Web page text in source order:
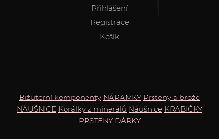
Přihlášení
Registrace
Košík
Bižuterní komponenty NÁRAMKY Prsteny a brože
NÁUŠNICE Korálky z minerálů Náušnice KRABIČKY
PRSTENY DÁRKY